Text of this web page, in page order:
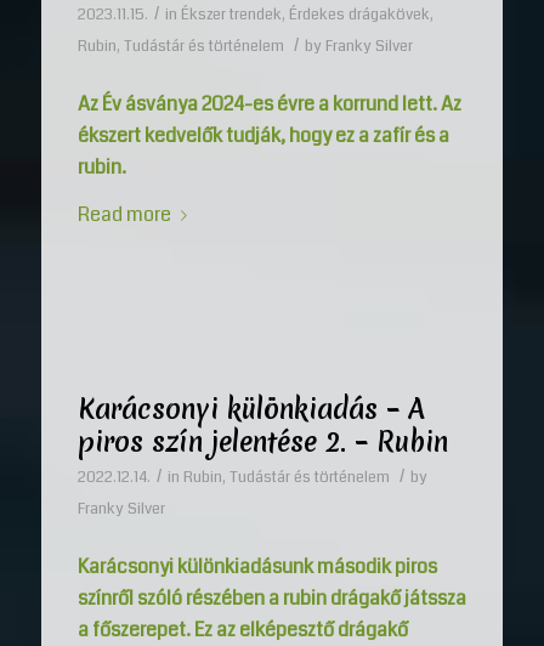
2023.11.15. / in Ékszer trendek, Érdekes drágakövek,
Rubin, Tudástár és történelem / by Franky Silver
Az Év ásványa 2024-es évre a korrund lett. Az
ékszert kedvelők tudják, hogy ez a zafír és a
rubin.
Read more
Karácsonyi különkiadás – A
piros szín jelentése 2. – Rubin
2022.12.14. / in Rubin, Tudástár és történelem / by
Franky Silver
Karácsonyi különkiadásunk második piros
színről szóló részében a rubin drágakő játssza
a főszerepet. Ez az elképesztő drágakő